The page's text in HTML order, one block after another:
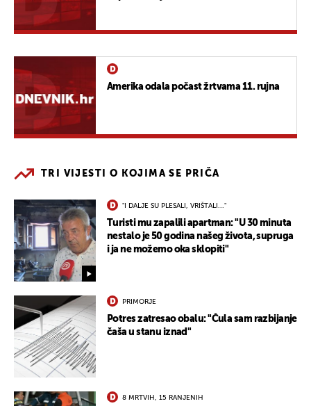
Amerika odala počast žrtvama 11. rujna
TRI VIJESTI O KOJIMA SE PRIČA
"I DALJE SU PLESALI, VRIŠTALI..."
Turisti mu zapalili apartman: "U 30 minuta
nestalo je 50 godina našeg života, supruga
i ja ne možemo oka sklopiti"
PRIMORJE
Potres zatresao obalu: "Čula sam razbijanje
čaša u stanu iznad"
8 MRTVIH, 15 RANJENIH